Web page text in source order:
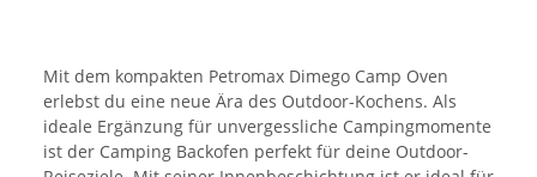
Mit dem kompakten Petromax Dimego Camp Oven
erlebst du eine neue Ära des Outdoor-Kochens. Als
ideale Ergänzung für unvergessliche Campingmomente
ist der Camping Backofen perfekt für deine Outdoor-